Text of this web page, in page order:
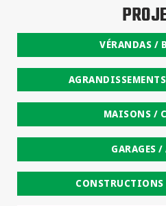
VÉRANDAS /
MAISONS /
GARAGES